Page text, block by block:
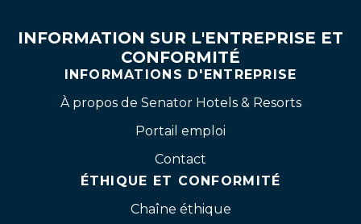
INFORMATION SUR L'ENTREPRISE ET
CONFORMITÉ
INFORMATIONS D'ENTREPRISE
À propos de Senator Hotels & Resorts
Portail emploi
Contact
ÉTHIQUE ET CONFORMITÉ
Chaîne éthique